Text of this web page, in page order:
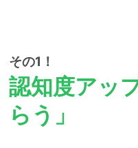
その1！
認知度アッ
らう」